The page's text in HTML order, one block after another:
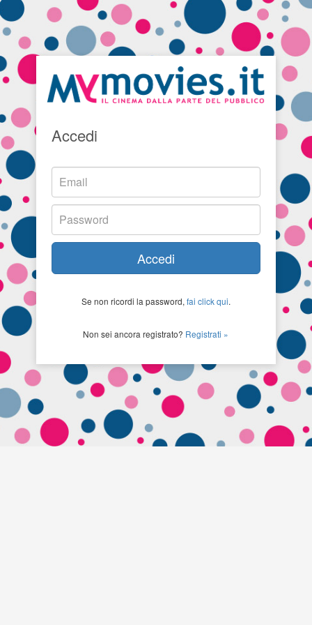
Accedi
Accedi
Se non ricordi la password, fai click qui.
Non sei ancora registrato? Registrati »